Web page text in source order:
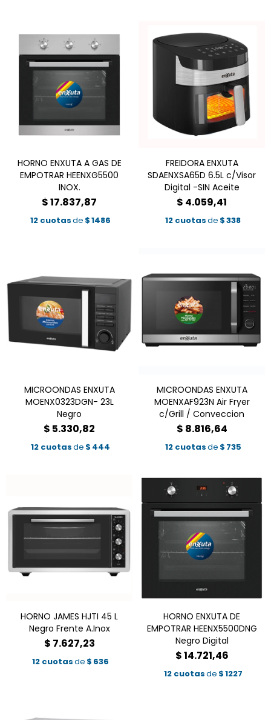
HORNO ENXUTA A GAS DE
EMPOTRAR HEENXG5500
INOX.
$17.837,87
12 cuotasde $1486
FREIDORA ENXUTA
SDAENXSA65D 6.5L c/Visor
Digital -SIN Aceite
$ 4.059,41
12 cuotasde $338
MICROONDAS ENXUTA
MOENX0323DGN- 23L
Negro
$ 5.330,82
12 cuotasde $ 444
MICROONDAS ENXUTA
MOENXAF923N Air Fryer
c/Grill / Conveccion
$ 8.816,64
12 cuotasde $ 735
HORNO JAMES HJTI 45 L
Negro Frente A.Inox
$ 7.627,23
12 cuotasde $ 636
HORNO ENXUTA DE
EMPOTRAR HEENX5500DNG
Negro Digital
$14.721,46
12 cuotasde $1227